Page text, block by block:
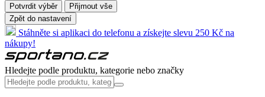
Potvrdit výběr
Přijmout vše
Zpět do nastavení
Stáhněte si aplikaci do telefonu a získejte slevu 250 Kč na
nákupy!
Hledejte podle produktu, kategorie nebo značky